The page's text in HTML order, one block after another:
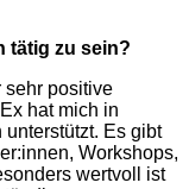
tätig zu sein?
sehr positive
hat mich in
Es gibt
Workshops,
wertvoll ist